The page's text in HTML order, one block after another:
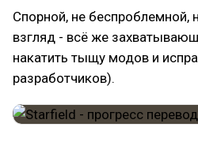
Спорной, не беспроблемной,
взгляд - всё же
накатить тыщу модов и
разработчиков).